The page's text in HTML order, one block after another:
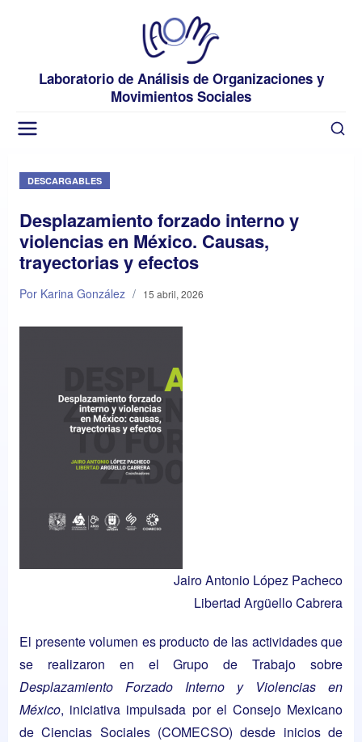
Laboratorio de Análisis de Organizaciones y
Movimientos Sociales
DESCARGABLES
Desplazamiento forzado interno y
violencias en México. Causas,
trayectorias y efectos
Por Karina González / 15 abril, 2026
Jairo Antonio López Pacheco
Libertad Argüello Cabrera
El presente volumen es producto de las actividades que
se realizaron en el Grupo de Trabajo sobre
Desplazamiento Forzado Interno y Violencias en
México, iniciativa impulsada por el Consejo Mexicano
de Ciencias Sociales (COMECSO) desde inicios de